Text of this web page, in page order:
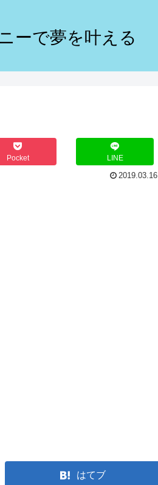
ーで夢を叶える
Pocket LINE
2019.03.16
はてブ